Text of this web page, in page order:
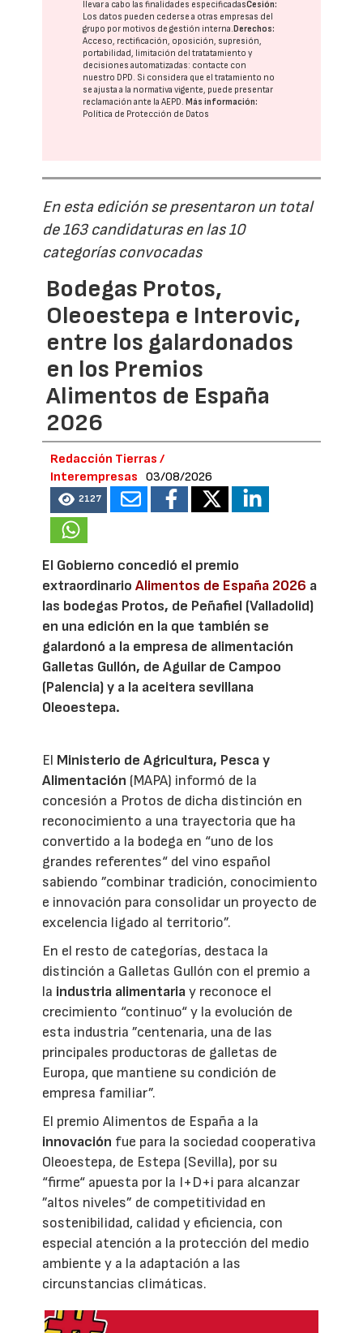
llevar a cabo las finalidades especificadasCesión:
Los datos pueden cederse a otras empresas del
grupo por motivos de gestión interna.Derechos:
Acceso, rectificación, oposición, supresión,
portabilidad, limitación del tratatamiento y
decisiones automatizadas: contacte con
nuestro DPD. Si considera que el tratamiento no
se ajusta a la normativa vigente, puede presentar
reclamación ante laAEPD.Más información:
Política de Protección de Datos
En esta edición se presentaron un total
de 163 candidaturas en las 10
categorías convocadas
Bodegas Protos,
Oleoestepa e Interovic,
entre los galardonados
en los Premios
Alimentos de España
2026
Redacción Tierras /
Interempresas
03/08/2026
2127
El Gobierno concedió el premio
extraordinarioAlimentos de España 2026 a
las bodegas Protos, de Peñafiel (Valladolid)
en una edición en la que también se
galardonó a la empresa de alimentación
Galletas Gullón, de Aguilar de Campoo
(Palencia) y a la aceitera sevillana
Oleoestepa.
El Ministerio de Agricultura, Pesca y
Alimentación (MAPA) informó de la
concesión a Protos de dicha distinción en
reconocimiento a una trayectoria que ha
convertido a la bodega en “uno de los
grandes referentes“ del vino español
sabiendo ”combinar tradición, conocimiento
e innovación para consolidar un proyecto de
excelencia ligado al territorio”.
En el resto de categorías, destaca la
distinción a Galletas Gullón con el premio a
la industria alimentariay reconoce el
crecimiento “continuo“ y la evolución de
esta industria ”centenaria, una de las
principales productoras de galletas de
Europa, que mantiene su condición de
empresa familiar”.
El premio Alimentos de España a la
innovación fue para la sociedad cooperativa
Oleoestepa, de Estepa (Sevilla), por su
“firme“ apuesta por la I+D+i para alcanzar
”altos niveles” de competitividad en
sostenibilidad, calidad y eficiencia, con
especial atención a la protección del medio
ambiente y a la adaptación a las
circunstancias climáticas.